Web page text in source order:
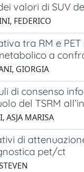
valori di SUV
FEDERICO
tra RM e
a
GIORGIA
di consenso
del TSRM
ASJA MARISA
di
pet/ct